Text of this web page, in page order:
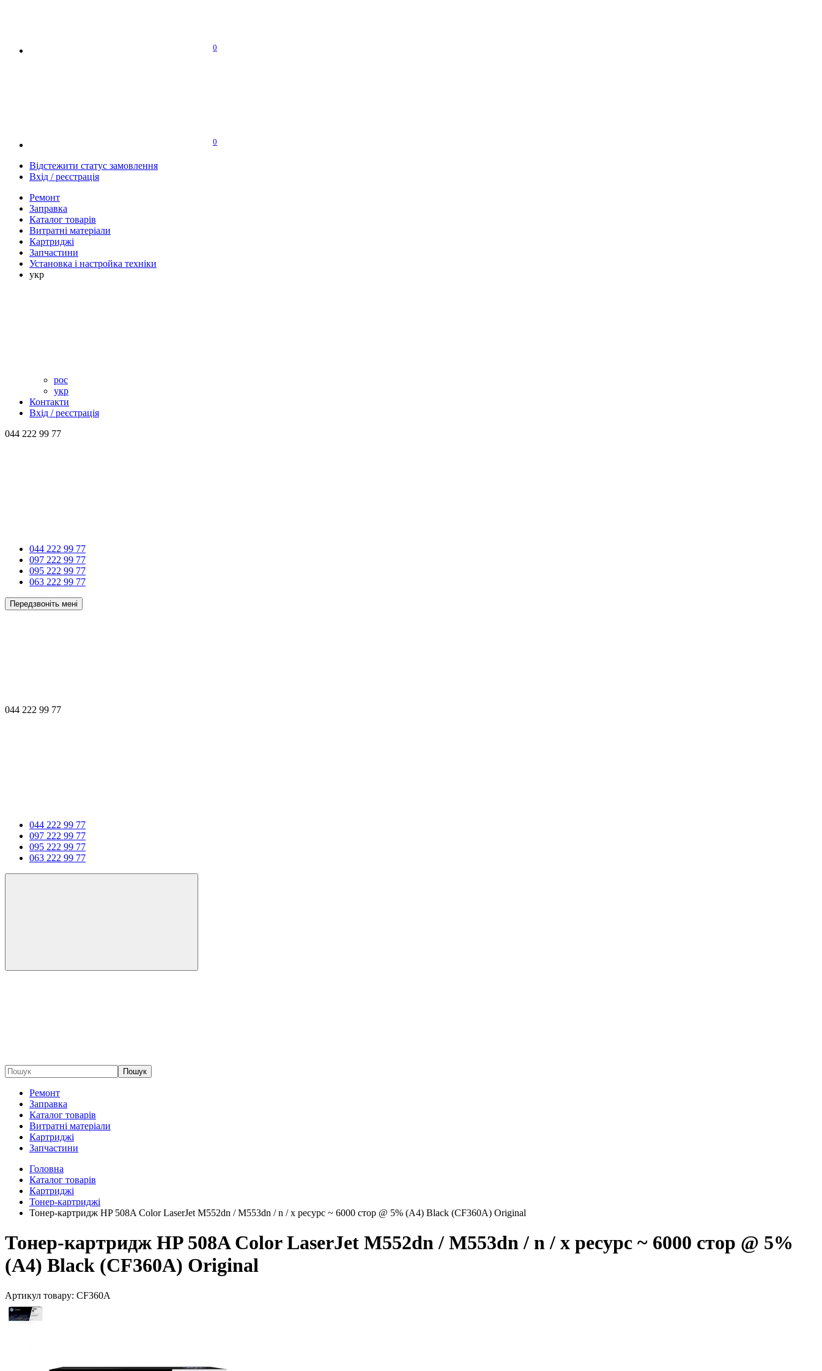
0
0
Відстежити статус замовлення
Вхід / реєстрація
Ремонт
Заправка
Каталог товарів
Витратні матеріали
Картриджі
Запчастини
Установка і настройка техніки
укр
рос
укр
Контакти
Вхід / реєстрація
044 222 99 77
044 222 99 77
097 222 99 77
095 222 99 77
063 222 99 77
Передзвоніть мені
044 222 99 77
044 222 99 77
097 222 99 77
095 222 99 77
063 222 99 77
Пошук
Ремонт
Заправка
Каталог товарів
Витратні матеріали
Картриджі
Запчастини
Головна
Каталог товарів
Картриджі
Тонер-картриджі
Тонер-картридж HP 508A Color LaserJet M552dn / M553dn / n / x ресурс ~ 6000 стор @ 5% (A4) Black (CF360A) Original
Тонер-картридж HP 508A Color LaserJet M552dn / M553dn / n / x ресурс ~ 6000 стор @ 5%
(A4) Black (CF360A) Original
Артикул товару: CF360A